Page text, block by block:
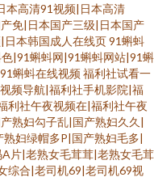
本高清91视频|日本高清
免|日本国产三级|日本国产
本韩国成人在线页91蝌蚪
|91蝌蚪网|91蝌蚪网站|91蝌
蝌蚪在线视频福利社试看一
频导航|福利社手机影院|福
利社午夜视频在|福利社午夜
熟妇勾子乱|国产熟妇久久|
妇绿帽多P|国产熟妇毛多|
片|老熟女毛茸茸|老熟女毛茸
综合|老司机69|老司机69视